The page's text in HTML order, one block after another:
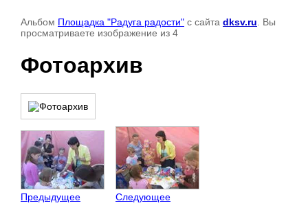
Альбом Площадка "Радуга радости" с сайта dksv.ru . Вы
просматриваете изображение из 4
Фотоархив
Предыдущее Следующее